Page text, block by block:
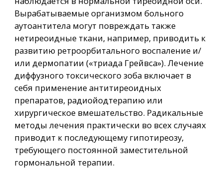
Вырабатываемые организмом больного
аутоантитела могут повреждать также
нетиреоидные ткани, например, приводить к
развитию ретроорбитального воспаление и/
или дермопатии («триада Грейвса»). Лечение
диффузного токсического зоба включает в
себя применение антитиреоидных
препаратов, радиойодтерапию или
хирургическое вмешательство. Радикальные
методы лечения практически во всех случаях
приводит к последующему гипотиреозу,
требующего постоянной заместительной
гормональной терапии.